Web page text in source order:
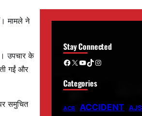
मामले ने
उपचार के
गईं और
समुचित
Stay Connected
Facebook X YouTube TikTok Instagram
Categories
ACB ACCIDENT